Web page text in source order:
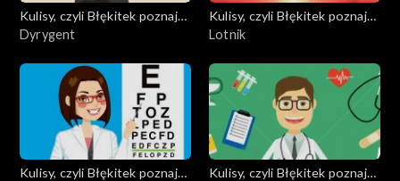
Kulisy, czyli Błękitek poznaje
zawody
Dyrygent
Kulisy, czyli Błękitek poznaje
zawody
Lotnik
Kulisy, czyli Błękitek poznaje
Kulisy, czyli Błękitek poznaje